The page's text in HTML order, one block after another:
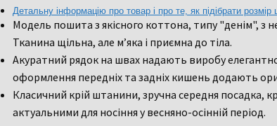
Детальну інформацію про товар і про те, як підібрати
Модель пошита з якісного коттона, типу "денім", з
Тканина щільна, але м’яка і приємна до тіла.
Акуратний рядок на швах надають виробу
оформлення передніх та задніх кишень додають
Класичний крій штанини, зручна середня посадка,
актуальними для носіння у весняно-осінній період.